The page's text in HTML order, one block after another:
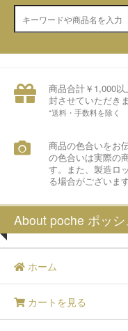
商品合計￥1,000
封させていただきま
*送料・手数料を除く
商品の色合いをお
の色合いは実際の
す。また、製造ロ
る場合がございます
About poche ポッ
ホーム
カートを見る